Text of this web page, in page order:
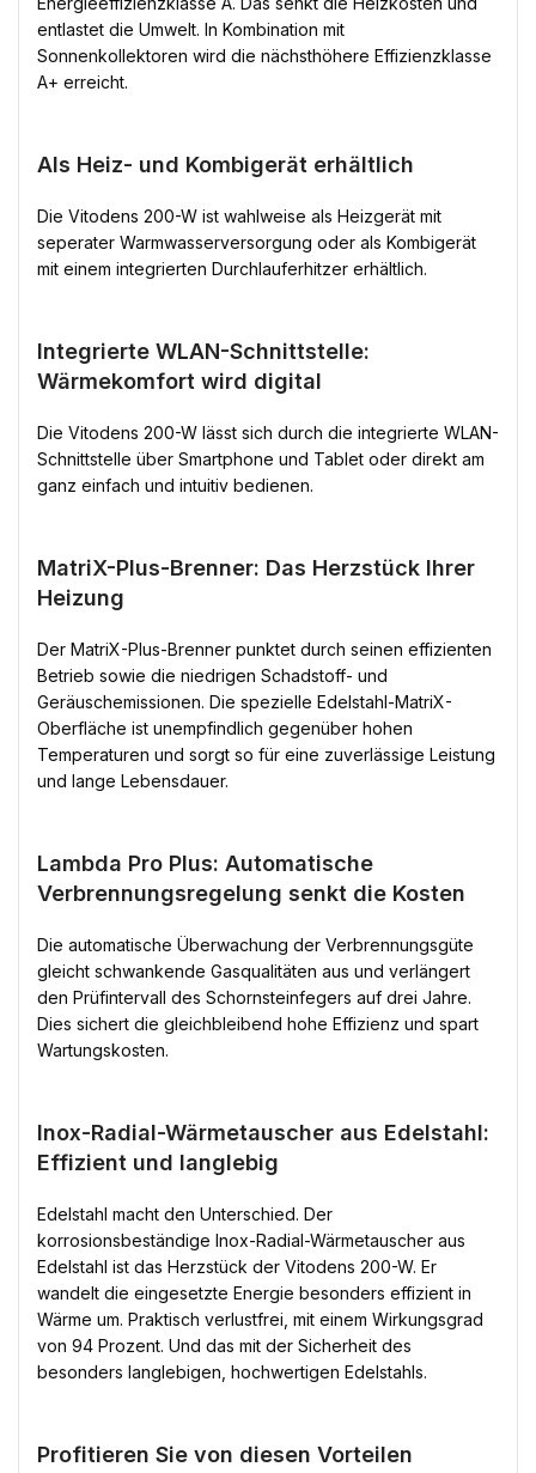
entlastet die Umwelt. In Kombination mit
Sonnenkollektoren wird die nächsthöhere Effizienzklasse
A+ erreicht.
Als Heiz- und Kombigerät erhältlich
Die Vitodens 200-W ist wahlweise als Heizgerät mit
seperater Warmwasserversorgung oder als Kombigerät
mit einem integrierten Durchlauferhitzer erhältlich.
Integrierte WLAN-Schnittstelle:
Wärmekomfort wird digital
Die Vitodens 200-W lässt sich durch die integrierte WLAN-
Schnittstelle über Smartphone und Tablet oder direkt am
ganz einfach und intuitiv bedienen.
MatriX-Plus-Brenner: Das Herzstück Ihrer
Heizung
Der MatriX-Plus-Brenner punktet durch seinen effizienten
Betrieb sowie die niedrigen Schadstoff- und
Geräuschemissionen. Die spezielle Edelstahl-MatriX-
Oberfläche ist unempfindlich gegenüber hohen
Temperaturen und sorgt so für eine zuverlässige Leistung
und lange Lebensdauer.
Lambda Pro Plus: Automatische
Verbrennungsregelung senkt die Kosten
Die automatische Überwachung der Verbrennungsgüte
gleicht schwankende Gasqualitäten aus und verlängert
den Prüfintervall des Schornsteinfegers auf drei Jahre.
Dies sichert die gleichbleibend hohe Effizienz und spart
Wartungskosten.
Inox-Radial-Wärmetauscher aus Edelstahl:
Effizient und langlebig
Edelstahl macht den Unterschied. Der
korrosionsbeständige Inox-Radial-Wärmetauscher aus
Edelstahl ist das Herzstück der Vitodens 200-W. Er
wandelt die eingesetzte Energie besonders effizient in
Wärme um. Praktisch verlustfrei, mit einem Wirkungsgrad
von 94 Prozent. Und das mit der Sicherheit des
besonders langlebigen, hochwertigen Edelstahls.
Profitieren Sie von diesen Vorteilen